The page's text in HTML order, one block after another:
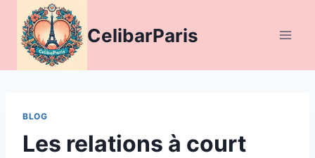
contenu
CelibarParis
BLOG
Les relations à court